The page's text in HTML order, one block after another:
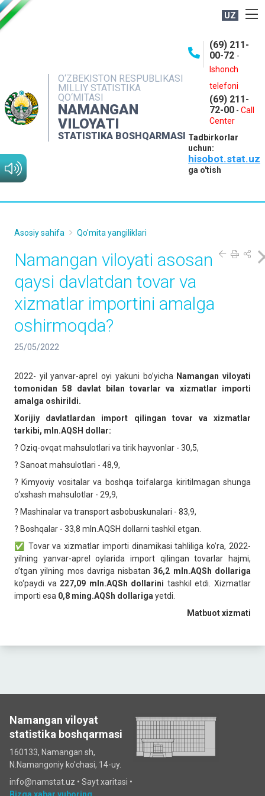
UZ
O‘ZBEKISTON RESPUBLIKASI
MILLIY STATISTIKA
QO‘MITASI
NAMANGAN
VILOYATI
STATISTIKA BOSHQARMASI
(69) 211-
00-72 -
Ishonch
telefoni
(69) 211-
72-00 - Call
Center
Tadbirkorlar
uchun:
hisobot.stat.uz
ga o'tish
NASHRLAR
INTERAKTIV XIZMATLAR
MATBUOT XIZMATI
MUROJAATLAR
Asosiy sahifa Qo'mita yangiliklari
Namangan viloyati asosan
qaysi davlatdan tovar va
xizmatlar importini amalga
oshirmoqda?
25/05/2022
2022- yil yanvar-aprel oyi yakuni bo’yicha Namangan viloyati
tomonidan 58 davlat bilan tovarlar va xizmatlar importi
amalga oshirildi.
Xorijiy davlatlardan import qilingan tovar va xizmatlar
tarkibi, mln.AQSH dollar:
? Oziq-ovqat mahsulotlari va tirik hayvonlar - 30,5,
? Sanoat mahsulotlari - 48,9,
? Kimyoviy vositalar va boshqa toifalarga kiritilmagan shunga
o‘xshash mahsulotlar - 29,9,
? Mashinalar va transport asbobuskunalari - 83,9,
? Boshqalar - 33,8 mln.AQSH dollarni tashkil etgan.
✅ Tovar va xizmatlar importi dinamikasi tahliliga ko’ra, 2022-
yilning yanvar-aprel oylarida import qilingan tovarlar hajmi,
o’tgan yilning mos davriga nisbatan 36,2 mln.AQSh dollariga
ko‘paydi va 227,09 mln.AQSh dollarini tashkil etdi. Xizmatlar
importi esa 0,8 ming.AQSh dollariga yetdi.
Matbuot xizmati
Namangan viloyat
statistika boshqarmasi
160133, Namangan sh,
N.Namangoniy ko'chasi, 14-uy.
info@namstat.uz • Sayt xaritasi •